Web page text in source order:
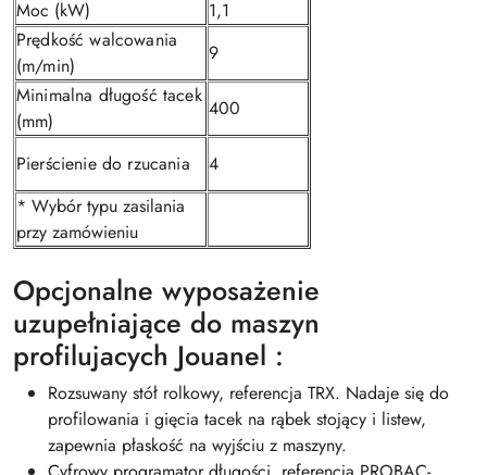
Moc (kW)
1,1
Prędkość walcowania
(m/min)
9
Minimalna długość tacek
(mm)
400
Pierścienie do rzucania
4
* Wybór typu zasilania
przy zamówieniu
Opcjonalne wyposażenie
uzupełniające do maszyn
profilujacych Jouanel :
Rozsuwany stół rolkowy, referencja TRX. Nadaje się do
profilowania i gięcia tacek na rąbek stojący i listew,
zapewnia płaskość na wyjściu z maszyny.